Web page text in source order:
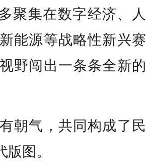
聚集在数字经济、人
能源等战略性新兴赛
野闯出一条条全新的
朝气，共同构成了民
图。